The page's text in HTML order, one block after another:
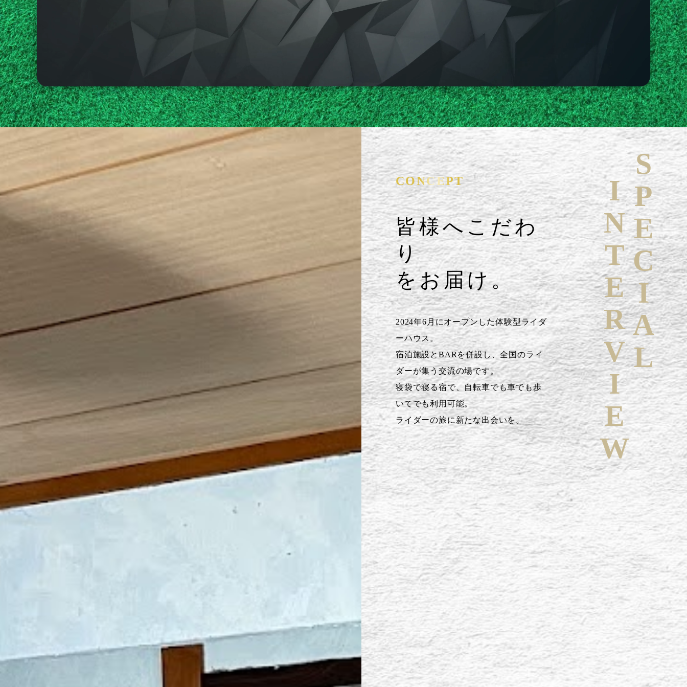
CONCEPT
皆様へこだわ
り
をお届け。
2024年6月にオープンした体験型ライダ
ーハウス。
宿泊施設とBARを併設し、全国のライ
ダーが集う交流の場です。
寝袋で寝る宿で、自転車でも車でも歩
いてでも利用可能。
ライダーの旅に新たな出会いを。
SPECIAL
INTERVIEW